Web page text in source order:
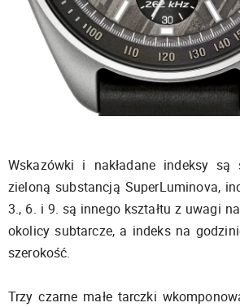
Wskazówki i nakładane indeksy są
zieloną substancją SuperLuminova,
3., 6. i 9. są innego kształtu z uwagi
okolicy subtarcze, a indeks na
szerokość.
Trzy czarne małe tarczki